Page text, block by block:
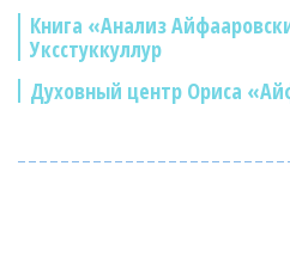
Книга «Анализ
Уксстуккуллур
Духовный центр Ориса